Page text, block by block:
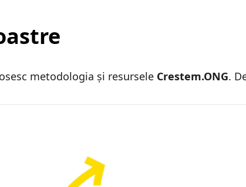
metodologia și resursele Crestem.ONG.